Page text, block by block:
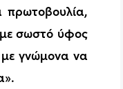
πρωτοβουλία,
σωστό ύφος
με γνώμονα να